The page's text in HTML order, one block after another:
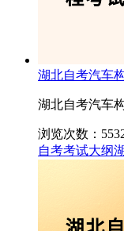
湖北自考汽车
湖北自考汽车
浏览次数：
自考考试大纲